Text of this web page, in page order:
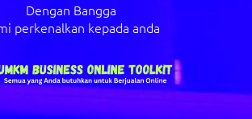
Dengan Bangga
perkenalkan kepada anda